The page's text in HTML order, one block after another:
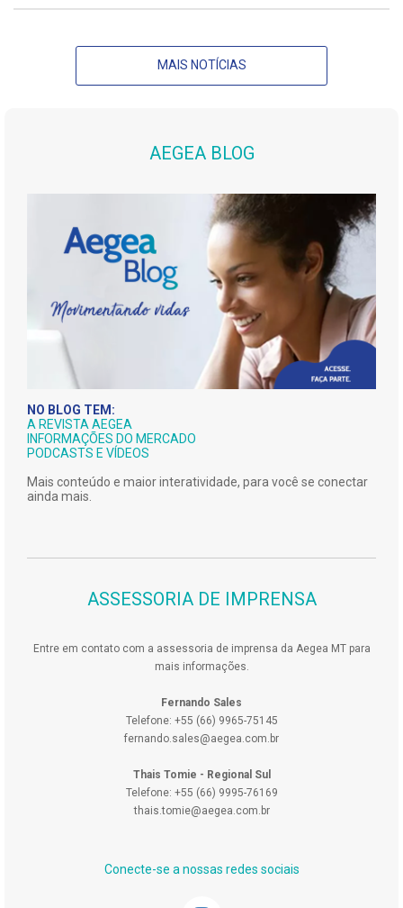
MAIS NOTÍCIAS
AEGEA BLOG
NO BLOG TEM:
A REVISTA AEGEA
INFORMAÇÕES DO MERCADO
PODCASTS E VÍDEOS
Mais conteúdo e maior interatividade, para você se conectar
ainda mais.
ASSESSORIA DE IMPRENSA
Entre em contato com a assessoria de imprensa da Aegea MT para
mais informações.
Fernando Sales
Telefone: +55 (66) 9965-75145
fernando.sales@aegea.com.br
Thais Tomie - Regional Sul
Telefone: +55 (66) 9995-76169
thais.tomie@aegea.com.br
Conecte-se a nossas redes sociais